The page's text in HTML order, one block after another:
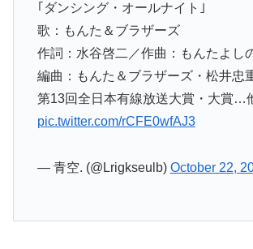
｢ダンシング・オールナイト｣
歌：もんた＆ブラザーズ
作詞：水谷啓二／作曲：もんたよし
編曲：もんた＆ブラザーズ・松井忠
第13回全日本有線放送大賞・大賞…
pic.twitter.com/rCFE0wfAJ3
— 青空. (@Lrigkseulb) October 22,